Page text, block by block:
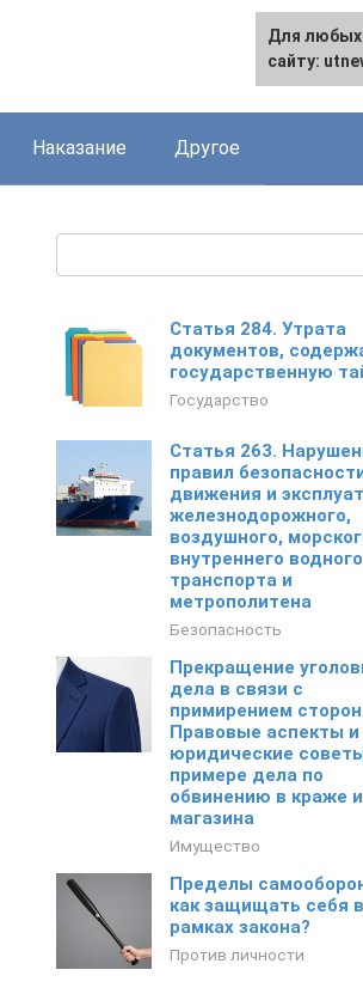
Наказание Другое
Статья 284. Утрата
документов,
государственную
Государство
Статья 263.
правил
движения и
железнодорожного,
воздушного,
внутреннего водного
транспорта и
метрополитена
Безопасность
Прекращение
дела в связи с
примирением
Правовые аспекты и
юридические
примере дела по
обвинению в краже
магазина
Имущество
Пределы
как защищать себя в
рамках закона?
Против личности
Для любых
сайту: